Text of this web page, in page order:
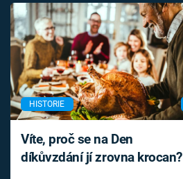
HISTORIE
Víte, proč se na Den
díkůvzdání jí zrovna krocan?